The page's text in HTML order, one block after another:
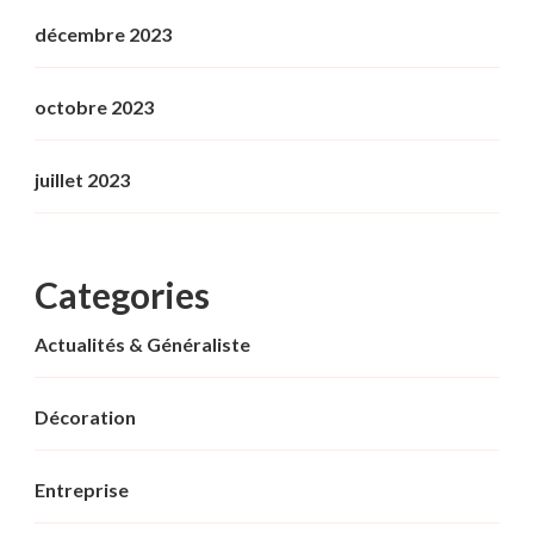
décembre 2023
octobre 2023
juillet 2023
Categories
Actualités & Généraliste
Décoration
Entreprise